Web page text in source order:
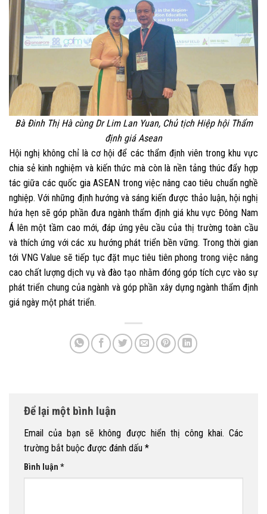
Bà Đinh Thị Hà cùng Dr Lim Lan Yuan, Chủ tịch Hiệp hội Thẩm
định giá Asean
Hội nghị không chỉ là cơ hội để các thẩm định viên trong khu vực
chia sẻ kinh nghiệm và kiến thức mà còn là nền tảng thúc đẩy hợp
tác giữa các quốc gia ASEAN trong việc nâng cao tiêu chuẩn nghề
nghiệp. Với những định hướng và sáng kiến được thảo luận, hội nghị
hứa hẹn sẽ góp phần đưa ngành thẩm định giá khu vực Đông Nam
Á lên một tầm cao mới, đáp ứng yêu cầu của thị trường toàn cầu
và thích ứng với các xu hướng phát triển bền vững. Trong thời gian
tới VNG Value sẽ tiếp tục đặt mục tiêu tiên phong trong việc nâng
cao chất lượng dịch vụ và đào tạo nhằm đóng góp tích cực vào sự
phát triển chung của ngành và góp phần xây dựng ngành thẩm định
giá ngày một phát triển.
Để lại một bình luận
Email của bạn sẽ không được hiển thị công khai. Các
trường bắt buộc được đánh dấu *
Bình luận *